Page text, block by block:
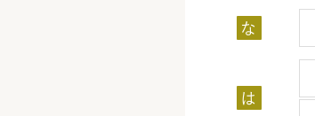
な
は